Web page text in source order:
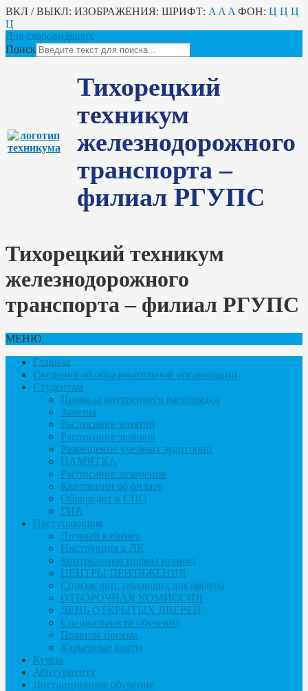
ВКЛ / ВЫКЛ: ИЗОБРАЖЕНИЯ: ШРИФТ: A A A ФОН: Ц Ц Ц
Ц
Для слабовидящих
Поиск
Тихорецкий
техникум
железнодорожного
транспорта –
филиал РГУПС
Тихорецкий техникум
железнодорожного
транспорта – филиал РГУПС
МЕНЮ
Главная
Сведения об образовательной организации
Студентам
Правила внутреннего распорядка
Замены
Расписание занятий
Расписание звонков
Размещение учебных аудиторий
ПАМЯТКА
Расписание экзаменов
Квитанции об оплате
Обркредит в СПО
ГИА
Поступающим
Личный кабинет
Инструкция к ЛК
Контрольные цифры приема
ЦЕНТРЫ ПРИТЯЖЕНИЯ
Список лиц, подавших документы
ОТБОРОЧНАЯ КОМИССИЯ
ДЕНЬ ОТКРЫТЫХ ДВЕРЕЙ
Специальности обучения
Правила приема
Карьерные карты
Курсы
Абитуриенту
Дистанционное обучение